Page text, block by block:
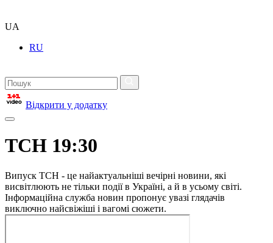
UA
RU
Відкрити у додатку
ТСН 19:30
Випуск ТСН - це найактуальніші вечірні новини, які
висвітлюють не тільки події в Україні, а й в усьому світі.
Інформаційна служба новин пропонує увазі глядачів
виключно найсвіжіші і вагомі сюжети.